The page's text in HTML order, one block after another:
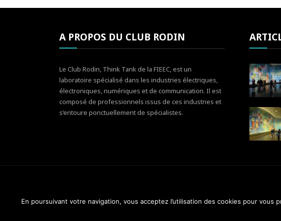
A PROPOS DU CLUB RODIN
Le Club Rodin, Think Tank de la FIEEC, est un
laboratoire spécialisé dans les industries électriques,
électroniques, numériques et de communication. Il est
composé de professionnels issus de ces industries et
s’entoure ponctuellement de spécialistes.
Club Rodin - FIEEC © 2014-2018. Tous droits réservés.
En poursuivant votre navigation, vous acceptez l’utilisation des cookies pour